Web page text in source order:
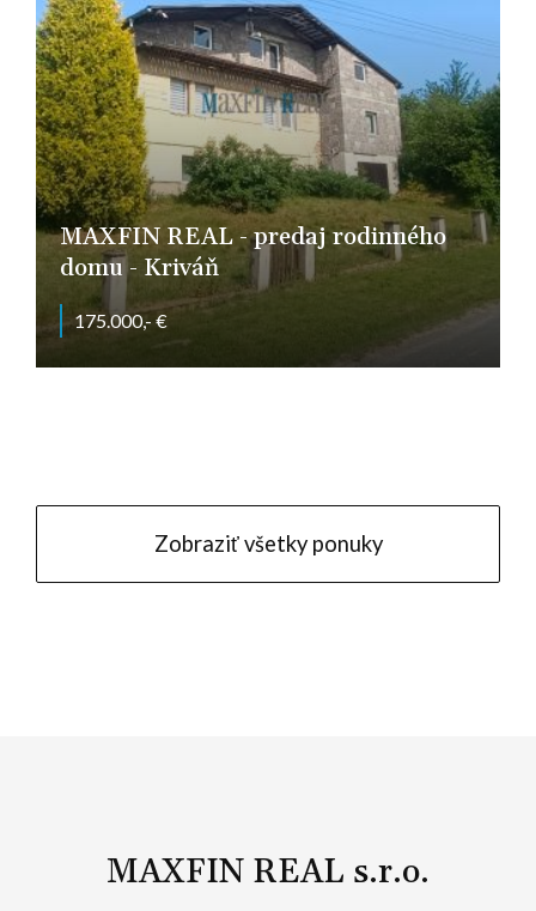
MAXFIN REAL - predaj rodinného
domu - Kriváň
175.000,- €
Zobraziť všetky ponuky
MAXFIN REAL s.r.o.